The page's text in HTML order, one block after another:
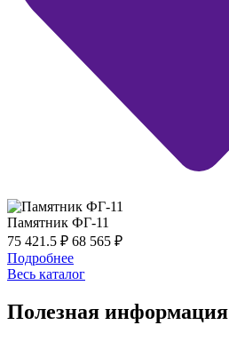
Памятник ФГ-11
75 421.5 ₽ 68 565 ₽
Подробнее
Весь каталог
Полезная информация